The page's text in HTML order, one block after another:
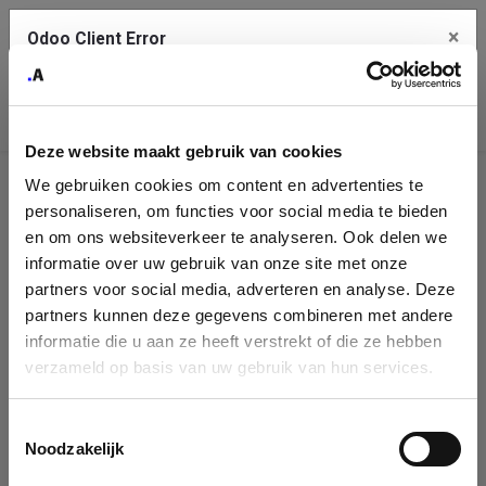
Deze website maakt gebruik van cookies
We gebruiken cookies om content en advertenties te
personaliseren, om functies voor social media te bieden
en om ons websiteverkeer te analyseren. Ook delen we
informatie over uw gebruik van onze site met onze
partners voor social media, adverteren en analyse. Deze
partners kunnen deze gegevens combineren met andere
informatie die u aan ze heeft verstrekt of die ze hebben
verzameld op basis van uw gebruik van hun services.
Noodzakelijk
Company
Identification
Please fill in your company details
You can search a company in our database by name, VAT or
enterprise ID. When a company is selected it will auto-complete the
form. If you don't find your company in our database, you can create
Odoo Client Error ×
service.
See details
Ok